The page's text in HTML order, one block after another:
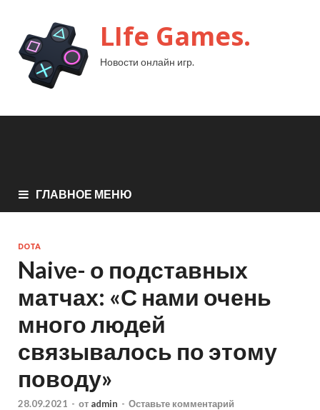
LIfe Games.
Новости онлайн игр.
ГЛАВНОЕ МЕНЮ
DOTA
Naive- о подставных
матчах: «С нами очень
много людей
связывалось по этому
поводу»
28.09.2021 - от admin - Оставьте комментарий